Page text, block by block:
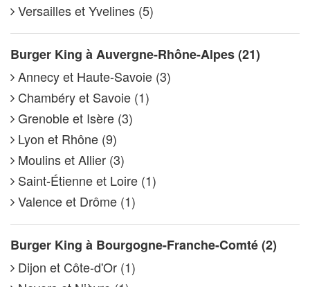
Versailles et Yvelines (5)
Burger King à Auvergne-Rhône-Alpes (21)
Annecy et Haute-Savoie (3)
Chambéry et Savoie (1)
Grenoble et Isère (3)
Lyon et Rhône (9)
Moulins et Allier (3)
Saint-Étienne et Loire (1)
Valence et Drôme (1)
Burger King à Bourgogne-Franche-Comté (2)
Dijon et Côte-d'Or (1)